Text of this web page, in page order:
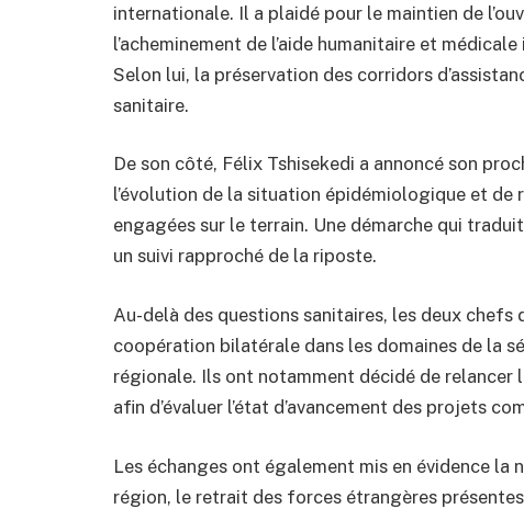
internationale. Il a plaidé pour le maintien de
l’acheminement de l’aide humanitaire et
Selon lui, la préservation des corridors
sanitaire.
De son côté, Félix Tshisekedi a annoncé son
l’évolution de la situation épidémiologique et
engagées sur le terrain. Une démarche qui
un suivi rapproché de la riposte.
Au-delà des questions sanitaires, les deux chefs
coopération bilatérale dans les domaines de la
régionale. Ils ont notamment décidé de relancer
afin d’évaluer l’état d’avancement des projets
Les échanges ont également mis en évidence la
région, le retrait des forces étrangères